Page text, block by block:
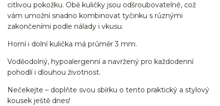
citlivou pokožku. Obě kuličky jsou odšroubovatelné, což
vám umožní snadno kombinovat tyčinku s různými
zakončeními podle nálady i vkusu.
Horní i dolní kulička má průměr 3 mm.
Voděodolný, hypoalergenní a navržený pro každodenní
pohodlí i dlouhou životnost.
Nečekejte – doplňte svou sbírku o tento praktický a stylový
kousek ještě dnes!